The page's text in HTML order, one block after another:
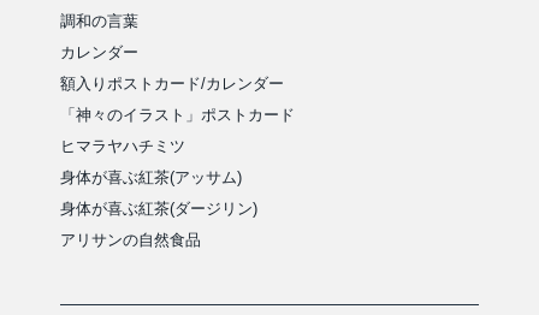
調和の言葉
カレンダー
額入りポストカード/カレンダー
「神々のイラスト」ポストカード
ヒマラヤハチミツ
身体が喜ぶ紅茶(アッサム)
身体が喜ぶ紅茶(ダージリン)
アリサンの自然食品